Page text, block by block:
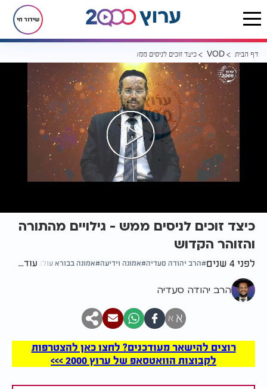
שידור חי
דף הבית VOD כיצד זוכים לניסים ממש - גילויים מהתורה והזוהר הקדוש
כיצד זוכים לניסים ממש - גילויים מהתורה
והזוהר הקדוש
לפני 4 שנים הרב יהודה סעדיה אמונה וידיעה אמונה בבורא עולם עוד...
הרב יהודה סעדיה
א א
רוצים להישאר מעודכנים? לחצו כאן להצטרפות
לקבוצות הוואטסאפ של ערוץ 2000 >>>